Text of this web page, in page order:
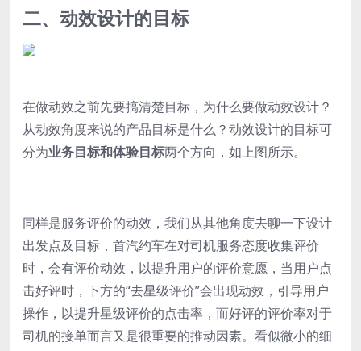
二、动效设计的目标
在做动效之前先要搞清楚目标，为什么要做动效设计？
从动效角度来说的产品目标是什么？动效设计的目标可
分为业务目标和体验目标两个方向，如上图所示。
同样是服务评价的动效，我们从其他角度去聊一下设计
出发点及目标， 首汽约车在对司机服务态度收集评价
时，会有评价动效，以提升用户的评价意愿，当用户点
击好评时，下方的“去星级评价”会出现动效，引导用户
操作，以提升星级评价的点击率，而好评的评价率对于
司机的接单而言又是很重要的推动因素。看似微小的细